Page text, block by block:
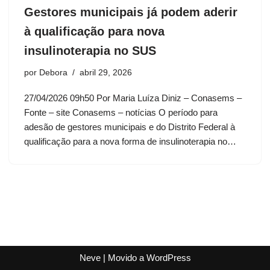
Gestores municipais já podem aderir
à qualificação para nova
insulinoterapia no SUS
por Debora abril 29, 2026
27/04/2026 09h50 Por Maria Luíza Diniz – Conasems –
Fonte – site Conasems – notícias O período para
adesão de gestores municipais e do Distrito Federal à
qualificação para a nova forma de insulinoterapia no…
Neve| Movido a WordPress